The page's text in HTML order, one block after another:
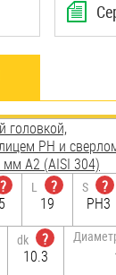
головкой,
PH и
мм А2 (AISI 304)
?
L
?
19
S
?
PH3
dk
?
10.3